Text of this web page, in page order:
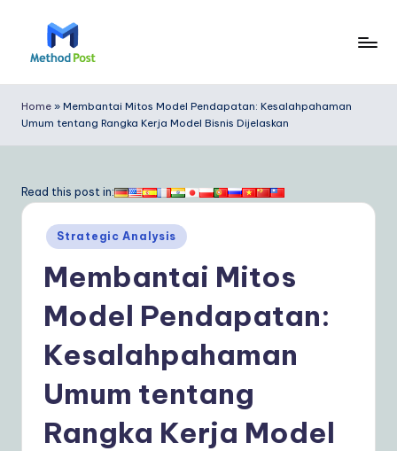
e
t
o
In
Home » Membantai Mitos Model Pendapatan: Kesalahpahaman
Umum tentang Rangka Kerja Model Bisnis Dijelaskan
Read this post in:
Posted
in
Strategic Analysis
Membantai Mitos
Model Pendapatan:
Kesalahpahaman
Umum tentang
Rangka Kerja Model